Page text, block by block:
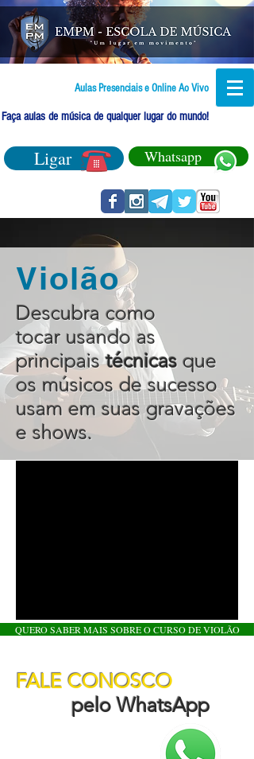
Aulas Presenciais e Online Ao Vivo
Faça aulas de música de qualquer lugar do mundo!
Ligar Whatsapp
Violão
Descubra como
tocar usando as
principaistécnicas que
os músicos de sucesso
usam em suas gravações
e shows.
QUERO SABER MAIS SOBRE O CURSO DE VIOLÃO
FALE CONOSCO
pelo WhatsApp